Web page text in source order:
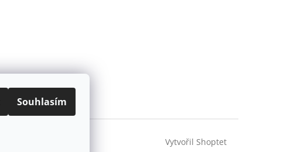
Souhlasím
Vytvořil Shoptet